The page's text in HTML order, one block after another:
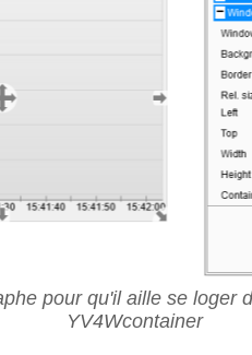
pour qu'il aille se loger
YV4Wcontainer